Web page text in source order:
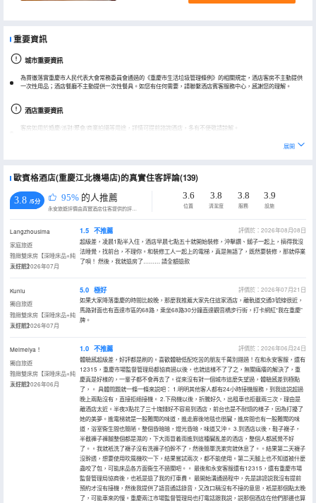
重要資訊
城市重要資訊
為貫徹落實重慶市人民代表大會常務委員會通過的《重慶市生活垃圾管理條例》的相關規定，酒店客房不主動提供
一次性用品；酒店餐廳不主動提供一次性餐具。如您有任何需要，請聯繫酒店賓客服務中心，感謝您的理解。
酒店重要資訊
客房如用於婚慶/派對/聚會/商業拍攝等用途，詳情可提前諮詢酒店，多有不便敬請諒解。
展開
歐賓格酒店(重慶江北機場店)的真實住客評論(139)
3.8 /5分 95% 的人推薦
永安旅遊評價由真實酒店住客提供的評價。
3.6
位置
3.8
清潔度
3.8
服務
3.9
設施
Langzhousima
家庭旅遊
雅緻雙床房【深睡床品+純
享好眠】
入住於2026年07月
1.5 不推薦
評價於：2026年08月08日
超級差，凌晨1點半入住，酒店早晨七點五十就開始裝修，沖擊鑽、鎚子一起上，搞得我沒
法睡覺，找前台，不理你。和裝修工人一起上的電梯，真是無語了，既然要裝修，那就停業
了唄！ 然後，我就退房了……… 請全額退款
Kunlu
獨自旅遊
雅緻雙床房【深睡床品+純
享好眠】
入住於2026年07月
5.0 極好
評價於：2026年07月21日
如果大家降落重慶的時間比較晚，那麼我推薦大家先住這家酒店，離軌道交通3號線很近，
馬路對面也有直達市區的68路，乘坐68路30分鐘直達觀音橋步行街，打卡網紅“我在重慶”
牌。
Meimeiya！
獨自旅遊
雅緻雙床房【深睡床品+純
享好眠】
入住於2026年06月
1.0 不推薦
評價於：2026年06月24日
體驗感超級差，好評都是刷的。喜歡體驗低配吃苦的朋友千萬別錯過！在和永安客服，還有
12315，重慶市場監督管理局都協商過以後，也就這樣不了了之，無關痛癢的解決了，重
慶真是好樣的，一輩子都不會再去了。從來沒有對一個城市這麼失望過，體驗感差到極點
了，。 具體問題就一條一條來説吧： 1.明明其他客人都有24小時接機服務，到我這説超過
晚上兩點沒有，直接拒絕接機。 2.下飛機以後，折騰好久，出租車也拒載兩三次，理由是
離酒店太近。半夜3點花了三十塊錢好不容易到酒店，前台也是不耐煩的樣子，因為打擾了
她的美夢。進電梯就是一股難聞的味道，進走廊後地毯也很臟，進房間也有一股難聞的味
道，浴室衞生間也簡陋。整個昏暗暗，燈光昏暗，味道又沖。 3.到酒店以後，鞋子襪子，
半截褲子褲腿整個都是濕的，下大雨冒着雨進到這種臟亂差的酒店，整個人都感覺不好
了。。我就衹洗了襪子沒有洗褲子怕幹不了，然後簡單洗漱完就休息了。。結果第二天襪子
沒幹透，想要使用吹風機吹一下，結果嘗試兩次，都不能使用。第二天腿上也不知道被什麼
蟲咬了包，可能床品各方面衞生不過關吧。。 最後和永安客服還有12315，還有重慶市場
監督管理局協商後，也衹是退了我的打車費。 最開始溝通過程中，先是誹謗説我沒有提前
預約才沒有接機，然後我提供了語音通話錄音，又改口稱沒有不接的意思，衹是那個點太晚
了，可能車來的慢。重慶兩江市場監督管理局也打電話跟我説，説那個酒店在他們那邊也算